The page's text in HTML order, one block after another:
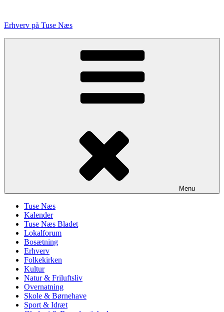
indhold
Erhverv på Tuse Næs
Menu
Tuse Næs
Kalender
Tuse Næs Bladet
Lokalforum
Bosætning
Erhverv
Folkekirken
Kultur
Natur & Friluftsliv
Overnatning
Skole & Børnehave
Sport & Idræt